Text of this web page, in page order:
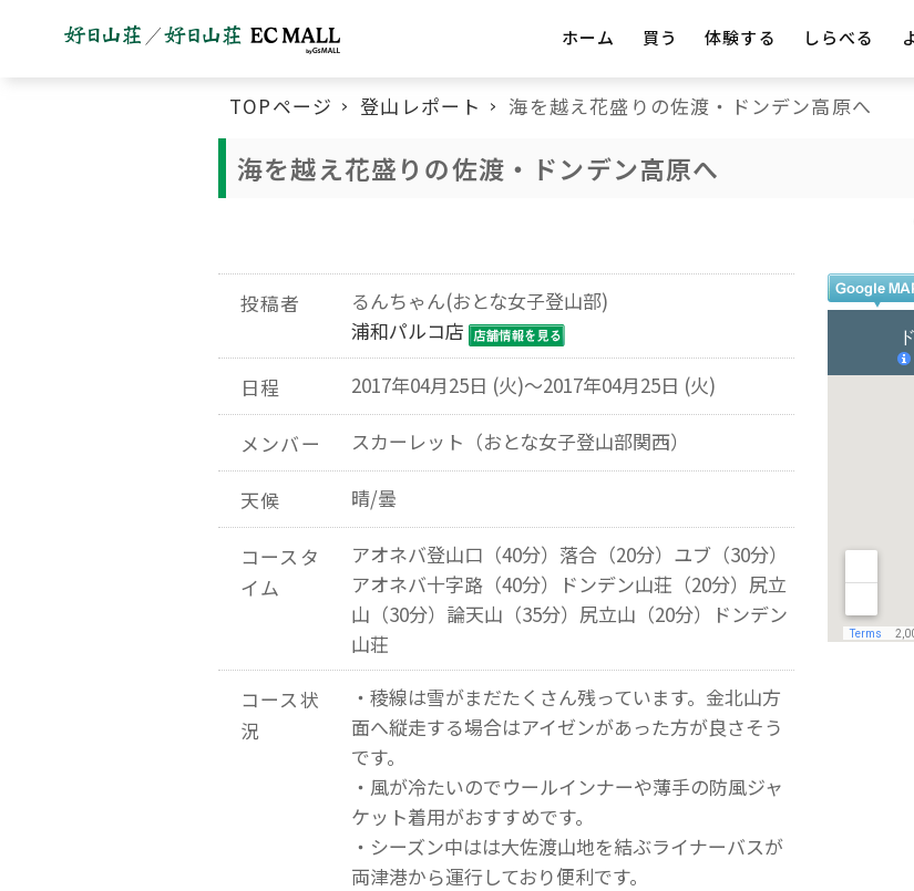
ホーム 買う 体験する しらべる
TOPページ 登山レポート 海を越え花盛りの佐渡・ドンデン高原へ
海を越え花盛りの佐渡・ドンデン高原へ
投稿者
るんちゃん(おとな女子登山部)
浦和パルコ店
日程 2017年04月25日 (火)～2017年04月25日 (火)
メンバー スカーレット（おとな女子登山部関西）
天候 晴/曇
コースタ
イム
アオネバ登山口（40分）落合（20分）ユブ（30分）
アオネバ十字路（40分）ドンデン山荘（20分）尻立
山（30分）論天山（35分）尻立山（20分）ドンデン
山荘
コース状
況
・稜線は雪がまだたくさん残っています。金北山方
面へ縦走する場合はアイゼンがあった方が良さそう
です。
・風が冷たいのでウールインナーや薄手の防風ジャ
ケット着用がおすすめです。
・シーズン中はは大佐渡山地を結ぶライナーバスが
両津港から運行しており便利です。